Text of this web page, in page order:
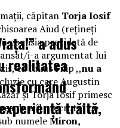
căpitan Torja Iosif
Aiud (rețineți
comisia prezidată de
i-a argumentat lui
că Iulius Filip ,,nu a
cu care Augustin
și Torja Iosif primesc
de a îl ,,recruta” pe
numeleMiron,
a adus
realitatea
trăită,